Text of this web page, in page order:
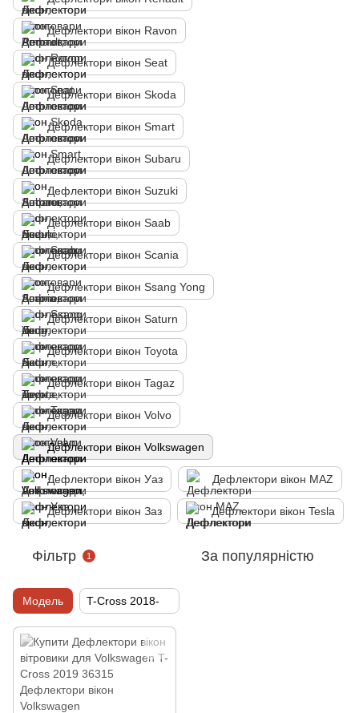
Дефлектори вікон Ravon
Дефлектори вікон Seat
Дефлектори вікон Skoda
Дефлектори вікон Smart
Дефлектори вікон Subaru
Дефлектори вікон Suzuki
Дефлектори вікон Saab
Дефлектори вікон Scania
Дефлектори вікон Ssang Yong
Дефлектори вікон Saturn
Дефлектори вікон Toyota
Дефлектори вікон Tagaz
Дефлектори вікон Volvo
Дефлектори вікон Volkswagen
Дефлектори вікон Уаз Дефлектори вікон MAZ
Дефлектори вікон Заз Дефлектори вікон Tesla
Фільтр 1 За популярністю
Модель T-Cross 2018-